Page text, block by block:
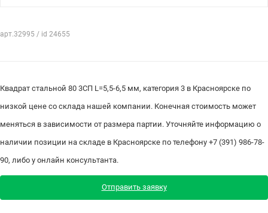
арт.32995 / id 24655
Квадрат стальной 80 3СП L=5,5-6,5 мм, категория 3 в Красноярске по
низкой цене со склада нашей компании. Конечная стоимость может
меняться в зависимости от размера партии. Уточняйте информацию о
наличии позиции на складе в Красноярске по телефону +7 (391) 986-78-
90, либо у онлайн консультанта.
Отправить заявку